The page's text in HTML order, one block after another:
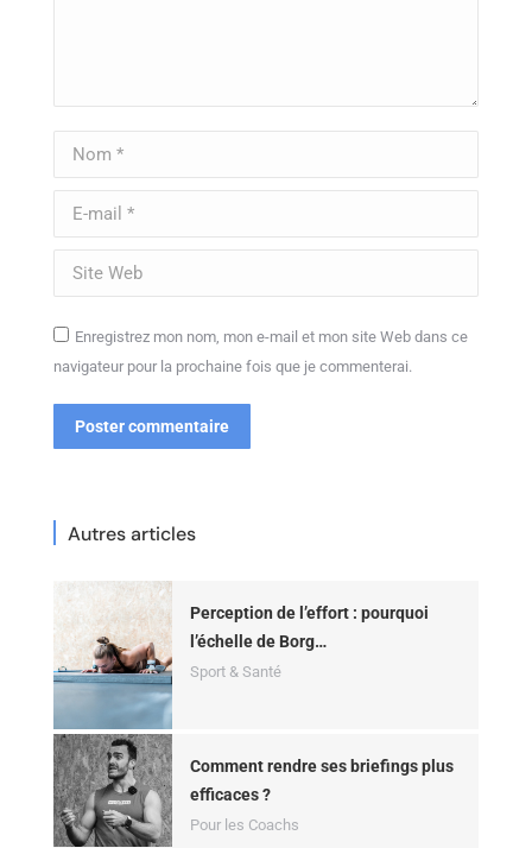
Nom *
E-mail *
Site Web
Enregistrez mon nom, mon e-mail et mon site Web dans ce
navigateur pour la prochaine fois que je commenterai.
Poster commentaire
Autres articles
Perception de l’effort : pourquoi
l’échelle de Borg…
Sport & Santé
Comment rendre ses briefings plus
efficaces ?
Pour les Coachs